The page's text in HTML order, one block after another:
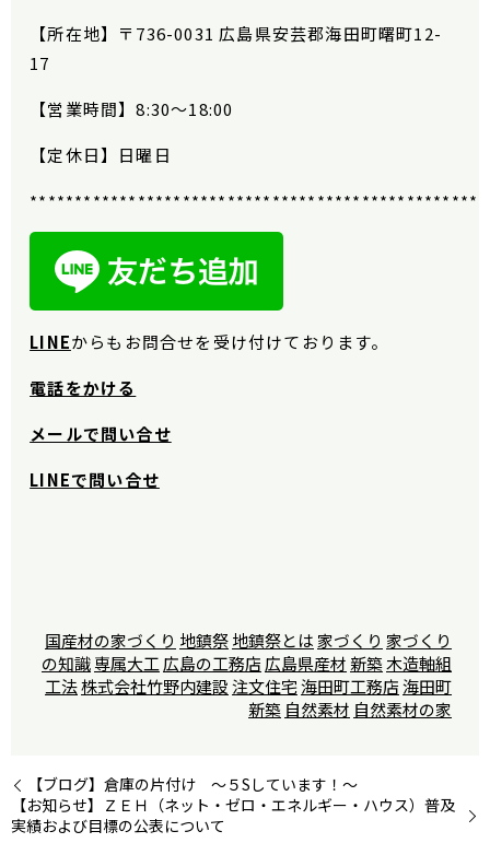
【所在地】 〒736-0031 広島県安芸郡海田町曙町12-
17
【営業時間】8:30〜18:00
【定休日】日曜日
LINEからもお問合せを受け付けております。
電話をかける
メールで問い合せ
LINEで問い合せ
国産材の家づくり 地鎮祭地鎮祭とは 家づくり 家づくり
の知識専属大工 広島の工務店 広島県産材 新築木造軸組
工法株式会社竹野内建設注文住宅海田町工務店海田町
新築 自然素材 自然素材の家
【ブログ】倉庫の片付け ～５Sしています！～
【お知らせ】ＺＥＨ（ネット・ゼロ・エネルギー・ハウス）普及
実績および目標の公表について